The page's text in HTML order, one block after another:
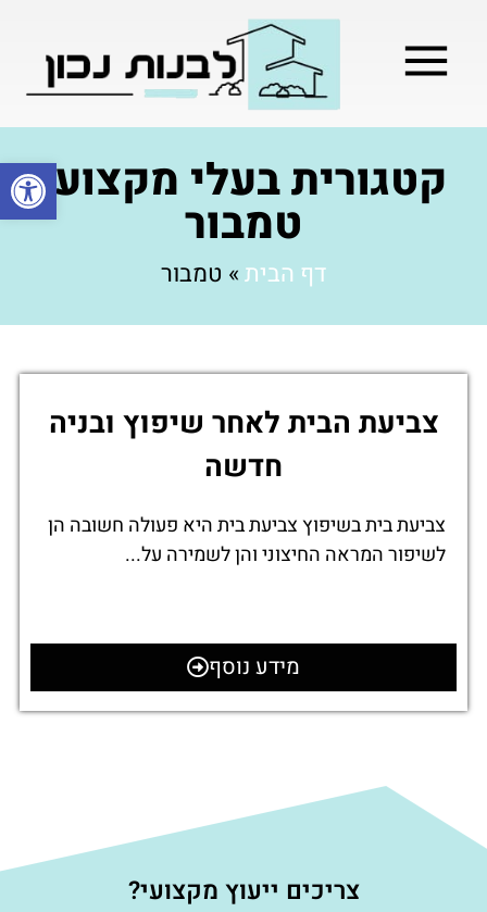
פתחקטגורית בעלי מקצוע:
טמבור
דף הבית» טמבור
צביעת הבית לאחר שיפוץ ובניה
חדשה
צביעת בית בשיפוץ צביעת בית היא פעולה חשובה הן
לשיפור המראה החיצוני והן לשמירה על...
מידע נוסף
צריכים ייעוץ מקצועי?